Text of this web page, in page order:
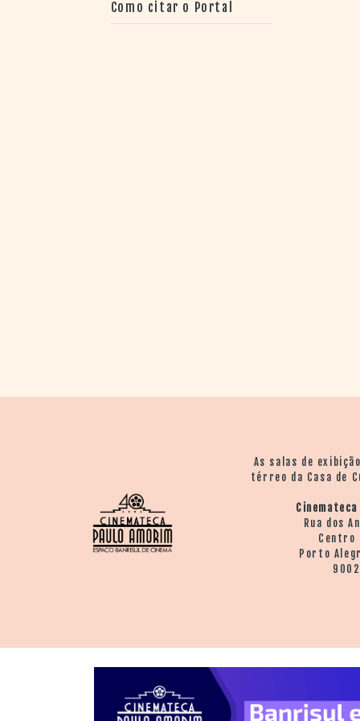
Como citar o Portal
As salas de
térreo da Casa de
Rua dos
Centro
Porto